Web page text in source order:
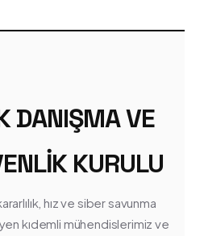
DANIŞMA VE
KURULU
hız ve siber savunma
kıdemli mühendislerimiz ve